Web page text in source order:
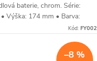
baterie, chrom. Série:
• Výška: 174 mm • Barva:
• Materiál: Mosaz • Tvar:
Kód: FY002
–8 %